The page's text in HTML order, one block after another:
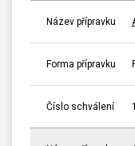
Název přípravku
Forma přípravku
Číslo schválení